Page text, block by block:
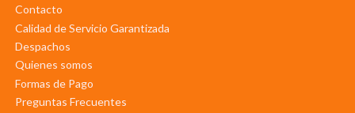
Contacto
Calidad de Servicio Garantizada
Despachos
Quienes somos
Formas de Pago
Preguntas Frecuentes